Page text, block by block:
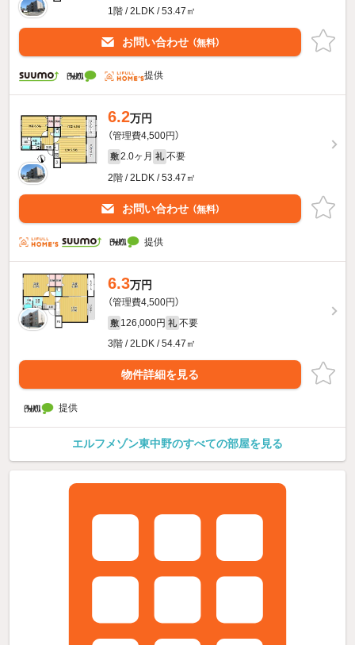
1階 / 2LDK / 53.47㎡
お問い合わせ （無料）
提供
6.2万円
（管理費4,500円）
敷 2.0ヶ月 礼 不要
2階 / 2LDK / 53.47㎡
お問い合わせ （無料）
提供
6.3万円
（管理費4,500円）
敷 126,000円 礼 不要
3階 / 2LDK / 54.47㎡
物件詳細を見る
提供
エルフメゾン東中野のすべての部屋を見る